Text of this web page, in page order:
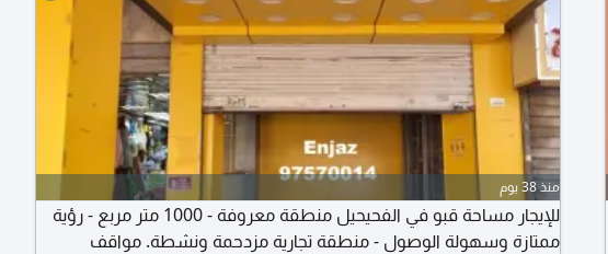
منذ 38 يوم
للإيجار مساحة قبو في الفحيحيل منطقة معروفة - 1000 متر مربع - رؤية
ممتازة وسهولة الوصول - منطقة تجارية مزدحمة ونشطة. مواقف